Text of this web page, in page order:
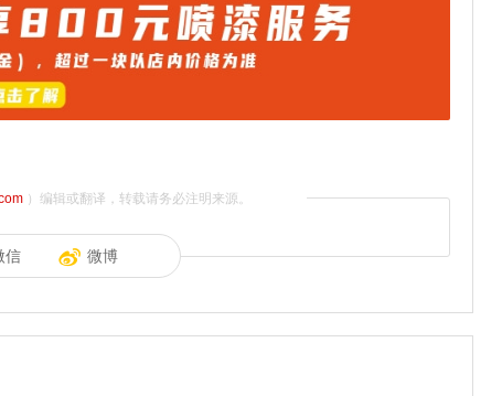
）编辑或翻译，转载请务必注明来源。
信 微博